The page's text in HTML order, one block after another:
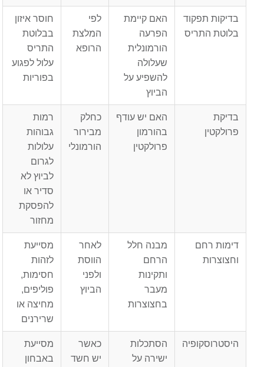
בדיקות תפקוד
בלוטת התריס
האם קיימת
הפרעה
הורמונלית
שעלולה
להשפיע על
הביוץ
לפי
המלצת
הרופא
חוסר איזון
בבלוטת
התריס
עלול לפגוע
בפוריות
בדיקת
פרולקטין
האם יש עודף
בהורמון
פרולקטין
כחלק
מבירור
הורמונלי
רמות
גבוהות
עלולות
לגרום
לביוץ לא
סדיר או
להפסקת
מחזור
דימות רחם
וחצוצרות
מבנה חלל
הרחם
ותקינות
מעבר
בחצוצרות
לאחר
הווסת
ולפני
הביוץ
מסייעת
לזהות
חסימות,
פוליפים,
מחיצה או
שרירנים
היסטרוסקופיה
הסתכלות
ישירה על
כאשר
יש חשד
מסייעת
באבחון